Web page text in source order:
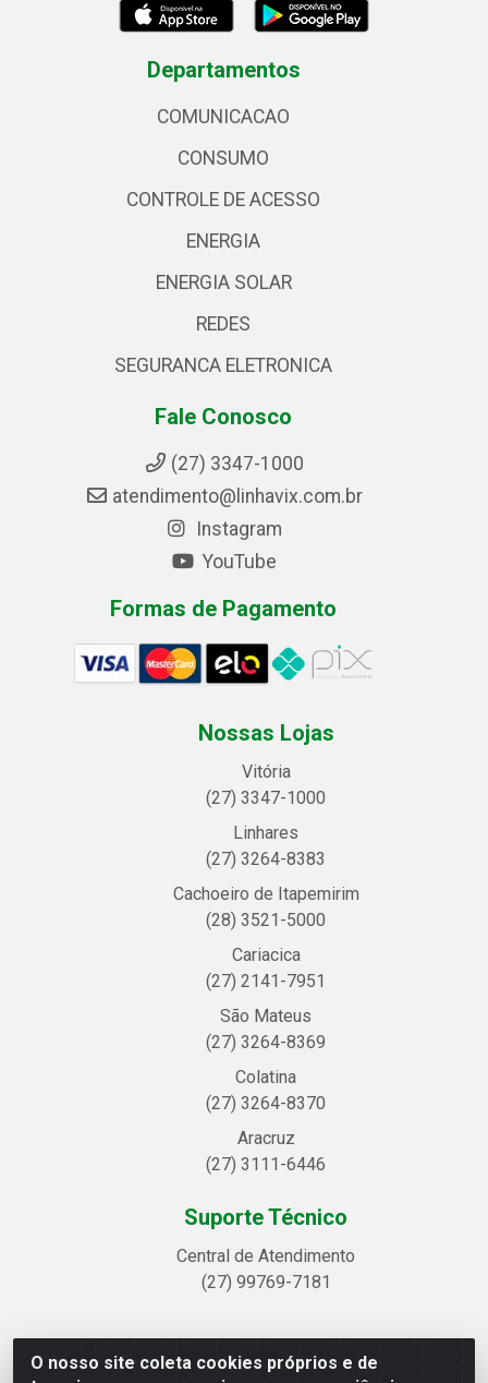
O nosso site coleta cookies próprios e de
Departamentos
COMUNICACAO
CONSUMO
CONTROLE DE ACESSO
ENERGIA
ENERGIA SOLAR
REDES
SEGURANCA ELETRONICA
Fale Conosco
(27) 3347-1000
atendimento@linhavix.com.br
Instagram
YouTube
Formas de Pagamento
Nossas Lojas
Vitória
(27) 3347-1000
Linhares
(27) 3264-8383
Cachoeiro de Itapemirim
(28) 3521-5000
Cariacica
(27) 2141-7951
São Mateus
(27) 3264-8369
Colatina
(27) 3264-8370
Aracruz
(27) 3111-6446
Suporte Técnico
Central de Atendimento
(27) 99769-7181
Linhavix Distribuidora LTDA - Avenida Alegre, 2521 -